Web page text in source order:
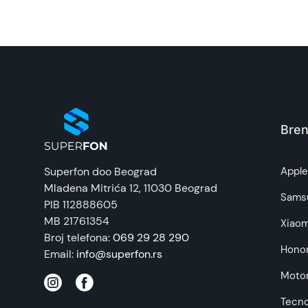
Uvoznik:
Zemlja porekla:
Prava potrošača:
Napomena:
Superfon doo Beograd
Mladena Mitrića 12, 11030 Beograd
PIB 112888605
MB 21761354
Broj telefona:069 29 28 290
Email: info@superfon.rs
Apple